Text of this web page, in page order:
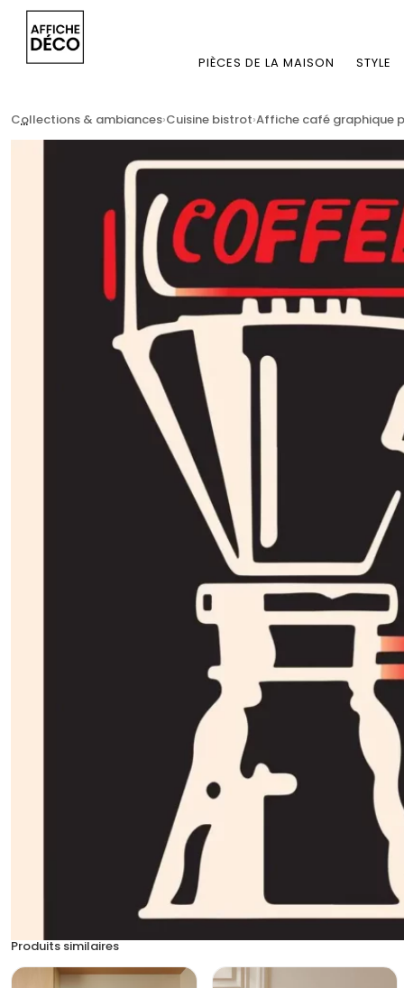
PIÈCES DE LA MAISON STYLE
...
Collections & ambiances Cuisine bistrot Affiche café graphique
Produits similaires